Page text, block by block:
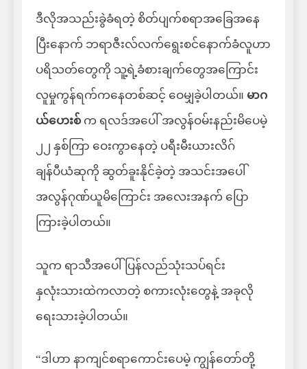
ဒီလိုအသည်းခွဲခံရတဲ့ စိတ်ပျက်စရာအခြေအနေ
ပြီးနောက် ဘရာဇီးလ်လက်ရွေးစင်နောက်ခံလူဟာ
ပရိသတ်တွေကို သူ့ရဲ့ခံစားချက်တွေအကြောင်း
လူမှုကွန်ရက်ကနေတစ်ဆင့် ဝေမျှခဲ့ပါတယ်။ မာဂ
ယ်ဟေးစ်က ရလဒ်အပေါ် အလွန်ဝမ်းနည်းမိပေမဲ့
၂၂ နှစ်ကြာ ဝေးကွာနေတဲ့ ပရီးမီးယားလိဂ်
ချန်ပီယံဆုကို ဆွတ်ခူးနိုင်ခဲ့တဲ့ အသင်းအပေါ်
အလွန်ဂုဏ်ယူမိကြောင်း အလေးအနက် ပြော
ကြားခဲ့ပါတယ်။
သူက ရာသီအပေါ် ပြန်လည်သုံးသပ်ရင်း
နှလုံးသားထဲကလာတဲ့ စကားလုံးတွေနဲ့ အခုလို
ရေးသားခဲ့ပါတယ်။
“ဒါဟာ နာကျင်စရာကောင်းပေမဲ့ ကျွန်တော်တို့